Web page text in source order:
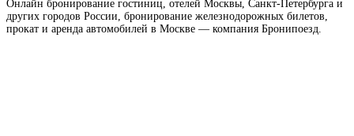
Онлайн бронирование гостиниц, отелей Москвы, Санкт-Петербурга и
других городов России, бронирование железнодорожных билетов,
прокат и аренда автомобилей в Москве — компания Бронипоезд.